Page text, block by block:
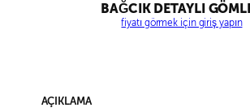
BAĞCIK DETAYLI
fiyatı görmek için giriş yapın
AÇIKLAMA